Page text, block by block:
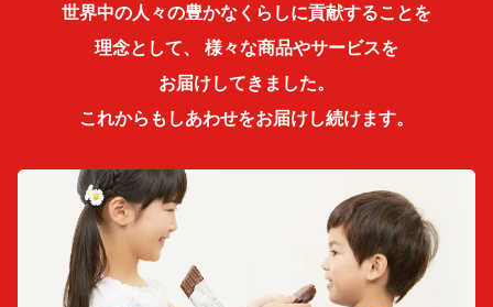
世界中の人々の豊かなくらしに貢献することを
理念として、
様々な商品やサービスを
お届けしてきました。
これからもしあわせをお届けし続けます。